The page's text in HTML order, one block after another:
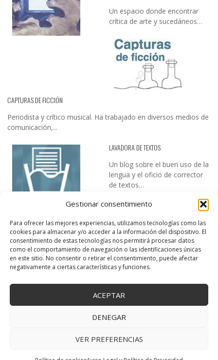
Gestionar consentimiento
Para ofrecer las mejores experiencias, utilizamos tecnologías como las
cookies para almacenar y/o acceder a la información del dispositivo. El
consentimiento de estas tecnologías nos permitirá procesar datos
como el comportamiento de navegación o las identificaciones únicas
en este sitio. No consentir o retirar el consentimiento, puede afectar
negativamente a ciertas características y funciones.
ACEPTAR
DENEGAR
VER PREFERENCIAS
Un espacio donde encontrar
crítica de arte y sucedáneos…
CAPTURAS DE FICCIÓN
Periodista y crítico musical. Ha trabajado en diversos medios de
comunicación,...
LAVADORA DE TEXTOS
Un blog sobre el buen uso de la
lengua y el oficio de corrector
de textos…
DESIREE MARTÍN
↑ Volver arriba